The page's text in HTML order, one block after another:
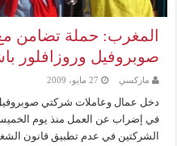
المغرب: حملة تضامن
صوبروفيل وروزافلور
ماركسي 27 مايو، 2009
الشركتين في عدم تطبيق قانون